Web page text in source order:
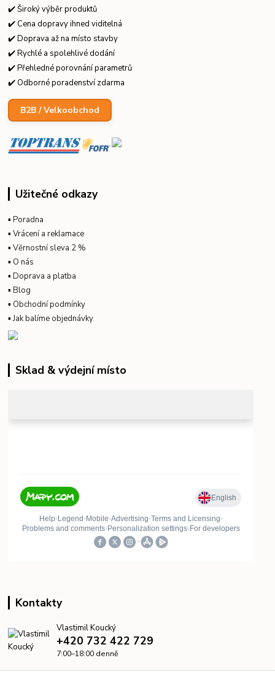
✔️ Široký výběr produktů
✔️ Cena dopravy ihned viditelná
✔️ Doprava až na místo stavby
✔️ Rychlé a spolehlivé dodání
✔️ Přehledné porovnání parametrů
✔️ Odborné poradenství zdarma
B2B / Velkoobchod
Užitečné odkazy
▪Poradna
▪Vrácení a reklamace
▪Věrnostní sleva 2 %
▪ O nás
▪Doprava a platba
▪Blog
▪ Obchodní podmínky
▪Jak balíme objednávky
Sklad & výdejní místo
Kontakty
Vlastimil Koucký
+420 732 422 729
7:00–18:00 denně